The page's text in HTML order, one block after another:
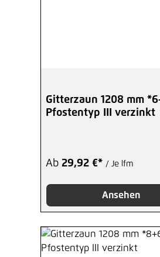
Gitterzaun 1208 mm
Pfostentyp III verzinkt
Ab 29,92 €* / Je lfm
Ansehen